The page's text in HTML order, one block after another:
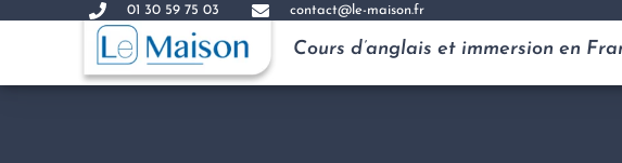
01 30 59 75 03 contact@le-maison.fr
Cours d’anglais et immersion en